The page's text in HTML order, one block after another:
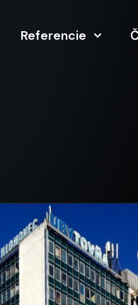
Referencie